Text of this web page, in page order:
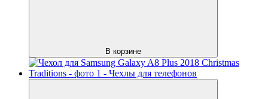
В корзине